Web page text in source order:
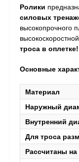
Ролики
силовых
высокопрочного
троса в оплетке!
Основные
Материал
Наружный
Внутренний
Для троса
Рассчитаны на